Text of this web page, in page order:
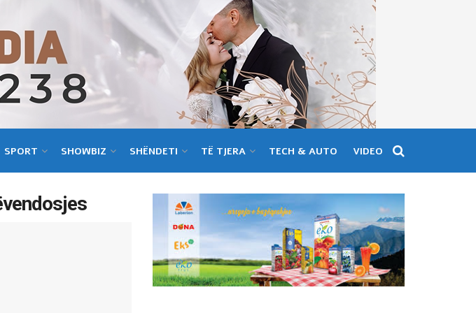
SPORT SHOWBIZ SHËNDETI TË TJERA TECH & AUTO VIDEO